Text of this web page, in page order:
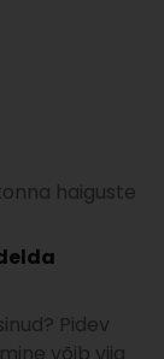
haiguste
Pidev